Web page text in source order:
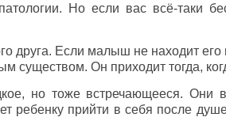
Но если вас всё-таки
друга. Если малыш не находит
Он приходит тогда,
но тоже встречающееся.
ребенку прийти в себя после